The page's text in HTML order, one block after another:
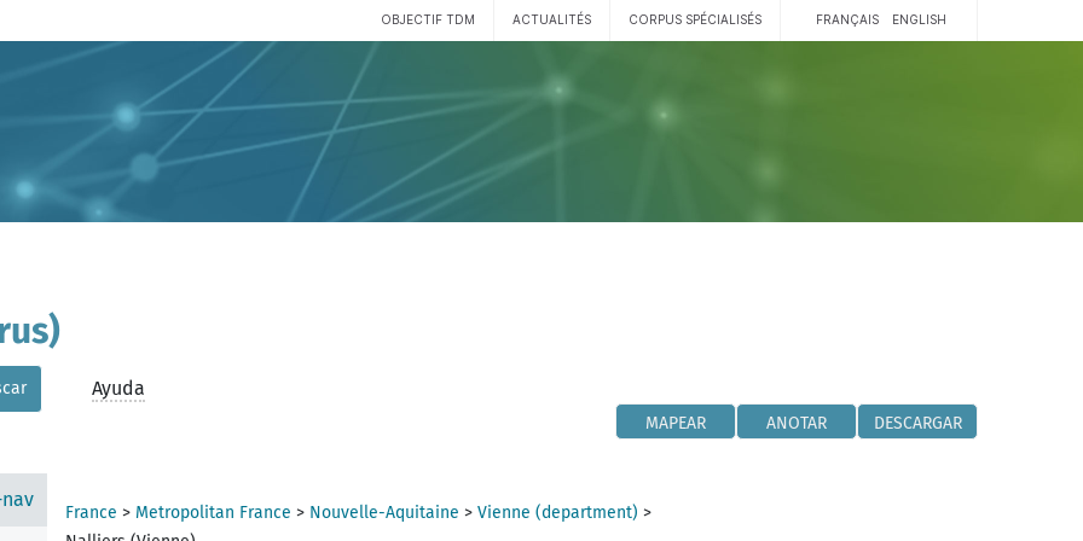
OBJECTIF TDM ACTUALITÉS CORPUS SPÉCIALISÉS FRANÇAIS ENGLISH
Ayuda
MAPEAR ANOTAR DESCARGAR
France > Metropolitan France > Nouvelle-Aquitaine > Vienne (department) >